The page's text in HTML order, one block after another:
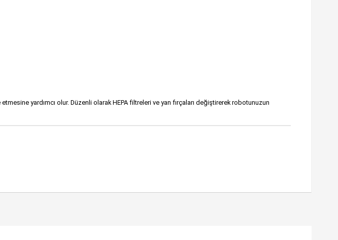
yardımcı olur. Düzenli olarak HEPA filtreleri ve yan fırçaları değiştirerek robotunuzun